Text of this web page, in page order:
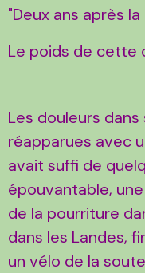
"Deux ans après
Le poids de cette
Les douleurs
réapparues avec
avait suffi de
épouvantable,
de la pourriture
dans les Landes,
un vélo de la